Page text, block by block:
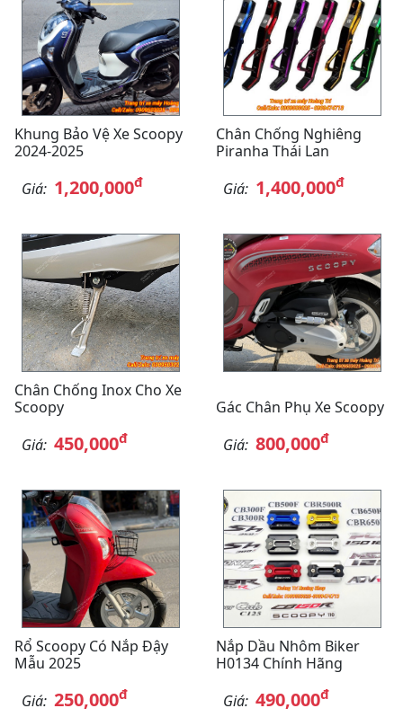
Khung Bảo Vệ Xe Scoopy
2024-2025
Giá: 1,200,000đ
Chân Chống Nghiêng
Piranha Thái Lan
Giá: 1,400,000đ
Chân Chống Inox Cho Xe
Scoopy
Giá: 450,000đ
Gác Chân Phụ Xe Scoopy
Giá: 800,000đ
Rổ Scoopy Có Nắp Đậy
Mẫu 2025
Giá: 250,000đ
Nắp Dầu Nhôm Biker
H0134 Chính Hãng
Giá: 490,000đ